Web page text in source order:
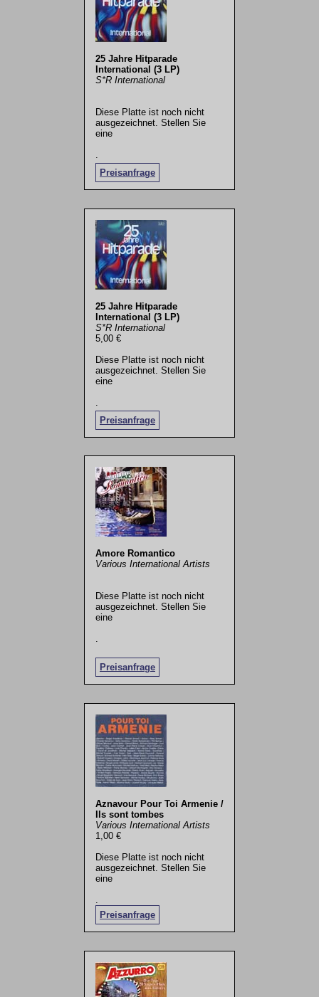
25 Jahre Hitparade
International (3 LP)
S*R International
Diese Platte ist noch nicht
ausgezeichnet. Stellen Sie
eine
Preisanfrage
25 Jahre Hitparade
International (3 LP)
S*R International
5,00 €
Diese Platte ist noch nicht
ausgezeichnet. Stellen Sie
eine
Preisanfrage
Amore Romantico
Various International Artists
Diese Platte ist noch nicht
ausgezeichnet. Stellen Sie
eine
Preisanfrage
.
Aznavour Pour Toi Armenie /
Ils sont tombes
Various International Artists
1,00 €
Diese Platte ist noch nicht
ausgezeichnet. Stellen Sie
eine
Preisanfrage